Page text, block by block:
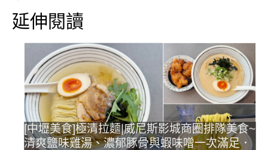
延伸閱讀
[中壢美食]極清拉麵|威尼斯影城商圈排隊美食~
清爽鹽味雞湯、濃郁豚骨與蝦味噌一次滿足．